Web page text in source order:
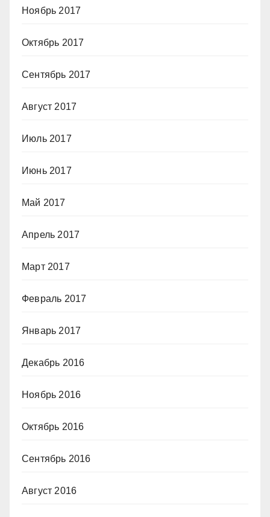
Ноябрь 2017
Октябрь 2017
Сентябрь 2017
Август 2017
Июль 2017
Июнь 2017
Май 2017
Апрель 2017
Март 2017
Февраль 2017
Январь 2017
Декабрь 2016
Ноябрь 2016
Октябрь 2016
Сентябрь 2016
Август 2016